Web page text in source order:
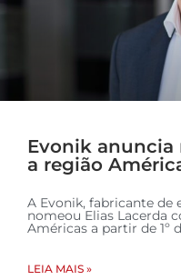
Evonik anuncia
a região
A Evonik, fabricante de
nomeou Elias Lacerda
Américas a partir de 1º
LEIA MAIS »